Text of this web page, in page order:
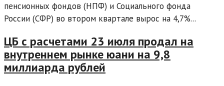
пенсионных фондов (НПФ) и Социального фонда
России (СФР) во втором квартале вырос на 4,7%...
ЦБ с расчетами 23 июля продал на
внутреннем рынке юани на 9,8
миллиарда рублей